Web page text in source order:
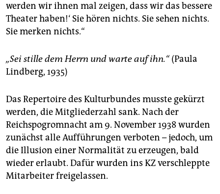
werden wir ihnen mal zeigen, dass wir das bessere
Theater haben!‘ Sie hören nichts. Sie sehen nichts.
Sie merken nichts.“
„Sei stille dem Herrn und warte auf ihn.“(Paula
Lindberg, 1935)
Das Repertoire des Kulturbundes musste gekürzt
werden, die Mitgliederzahl sank. Nach der
Reichspogromnacht am 9. November 1938 wurden
zunächst alle Aufführungen verboten – jedoch, um
die Illusion einer Normalität zu erzeugen, bald
wieder erlaubt. Dafür wurden ins KZ verschleppte
Mitarbeiter freigelassen.